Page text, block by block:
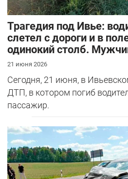
Трагедия под Ивье:
слетел с дороги и в
одинокий столб.
21 июня 2026
Сегодня, 21 июня, в
ДТП, в котором погиб
пассажир.